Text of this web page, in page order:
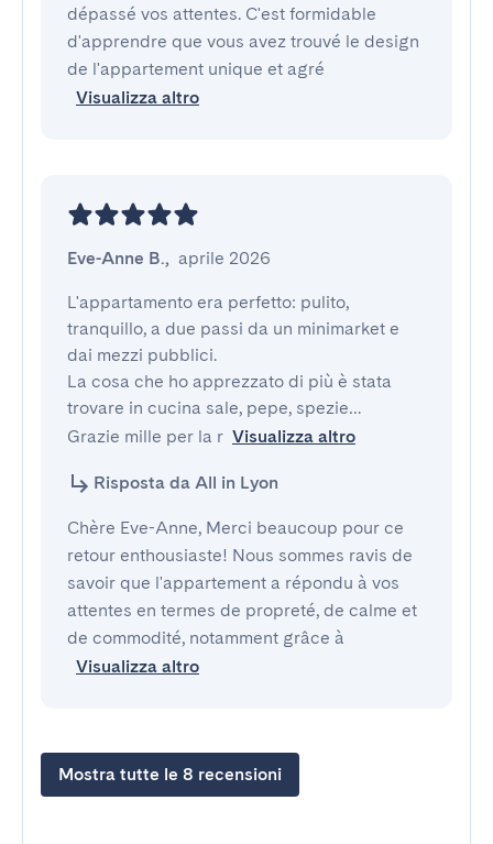
dépassé vos attentes. C'est formidable
d'apprendre que vous avez trouvé le design
de l'appartement unique et agré
Visualizza altro
Eve-Anne B., aprile 2026
L'appartamento era perfetto: pulito,
tranquillo, a due passi da un minimarket e
dai mezzi pubblici.
La cosa che ho apprezzato di più è stata
trovare in cucina sale, pepe, spezie…
Grazie mille per la r Visualizza altro
Risposta da All in Lyon
Chère Eve-Anne, Merci beaucoup pour ce
retour enthousiaste! Nous sommes ravis de
savoir que l'appartement a répondu à vos
attentes en termes de propreté, de calme et
de commodité, notamment grâce à
Visualizza altro
Mostra tutte le 8 recensioni